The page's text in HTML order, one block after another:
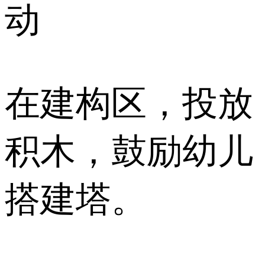
动
在建构区，投放
积木，鼓励幼儿
搭建塔。